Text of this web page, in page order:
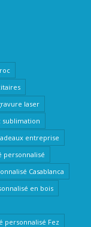
laser
sublimation
entreprise
personnalisé
Casablanca
en bois
personnalisé Fez